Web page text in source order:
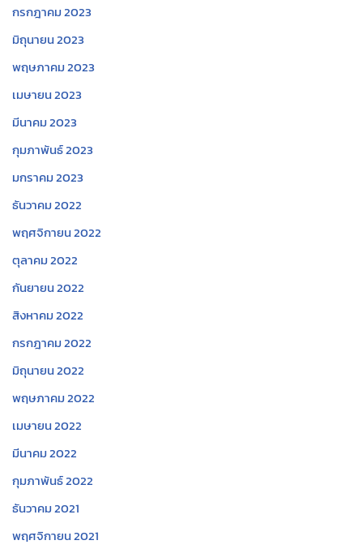
กรกฎาคม 2023
มิถุนายน 2023
พฤษภาคม 2023
เมษายน 2023
มีนาคม 2023
กุมภาพันธ์ 2023
มกราคม 2023
ธันวาคม 2022
พฤศจิกายน 2022
ตุลาคม 2022
กันยายน 2022
สิงหาคม 2022
กรกฎาคม 2022
มิถุนายน 2022
พฤษภาคม 2022
เมษายน 2022
มีนาคม 2022
กุมภาพันธ์ 2022
ธันวาคม 2021
พฤศจิกายน 2021